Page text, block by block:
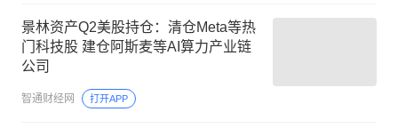
景林资产Q2美股持仓：清仓Meta等热
门科技股 建仓阿斯麦等AI算力产业链
公司
智通财经网 打开APP